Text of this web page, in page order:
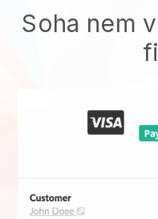
Soha nem